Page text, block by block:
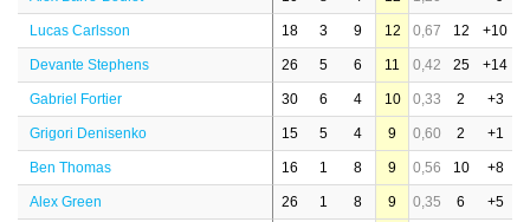
Lucas Carlsson 18 3 9 12 0,67 12 +10
Devante Stephens 26 5 6 11 0,42 25 +14
Gabriel Fortier 30 6 4 10 0,33 2 +3
Grigori Denisenko 15 5 4 9 0,60 2 +1
Ben Thomas 16 1 8 9 0,56 10 +8
Alex Green 26 1 8 9 0,35 6 +5